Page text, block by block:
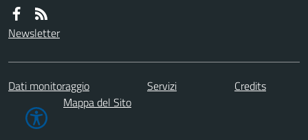
Newsletter
Dati monitoraggio Servizi
Credits
Mappa del Sito